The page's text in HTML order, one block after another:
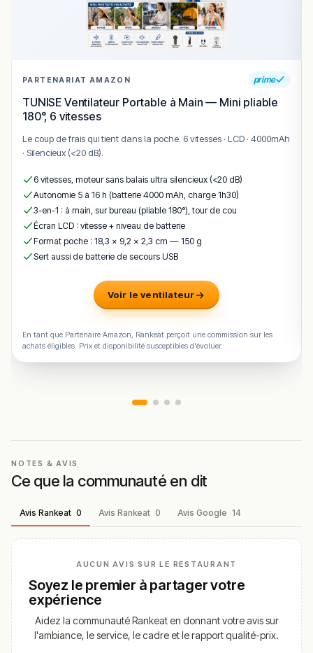
chaleureux des restaurateurs locaux.
Côté carte, on retient particulièrement pizzas, pâtes,
on retienti sapori d’Italia, à Perpignan.
validation humaine.
nous aider en vous rendant sur :Améliorer la fiche de cet
établissement
PARTENARIAT AMAZON prime
TUNISE Ventilateur Portable à Main — Mini pliable
180°, 6 vitesses
Le coup de frais qui tient dans la poche. 6 vitesses · LCD · 4000mAh
· Silencieux (<20 dB).
6 vitesses, moteur sans balais ultra silencieux (<20 dB)
Autonomie 5 à 16 h (batterie 4000 mAh, charge 1h30)
3-en-1 : à main, sur bureau (pliable 180°), tour de cou
Écran LCD : vitesse + niveau de batterie
Format poche : 18,3 × 9,2 × 2,3 cm — 150 g
Sert aussi de batterie de secours USB
Voir le ventilateur
En tant que Partenaire Amazon, Rankeat perçoit une commission sur les
achats éligibles. Prix et disponibilité susceptibles d'évoluer.
NOTES & AVIS
Ce que la communauté en dit
Avis Rankeat 0 Avis Rankeat 0 Avis Google 14
AUCUN AVIS SUR LE RESTAURANT
Soyez le premier à partager votre
expérience
Aidez la communauté Rankeat en donnant votre avis sur
l'ambiance, le service, le cadre et le rapport qualité-prix.